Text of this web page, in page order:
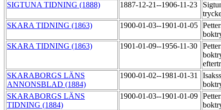
SIGTUNA TIDNING (1888)
1887-12-21--1906-11-23
SKARA TIDNING (1863)
1900-01-03--1901-01-05
SKARA TIDNING (1863)
1901-01-09--1956-11-30
SKARABORGS LÄNS
ANNONSBLAD (1884)
1900-01-02--1981-01-31
SKARABORGS LÄNS
TIDNING (1884)
1900-01-03--1901-01-09